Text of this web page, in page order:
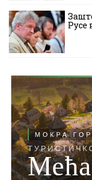
Русе